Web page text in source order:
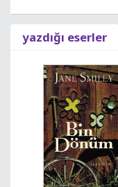
yazdığı eserler